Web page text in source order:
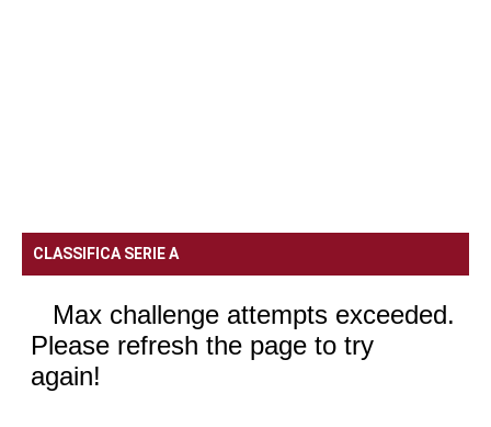
CLASSIFICA SERIE A